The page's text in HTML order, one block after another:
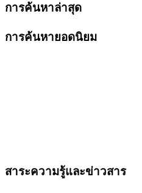
การค้นหาล่าสุด
การค้นหายอดนิยม
สาระความรู้และข่าวสาร